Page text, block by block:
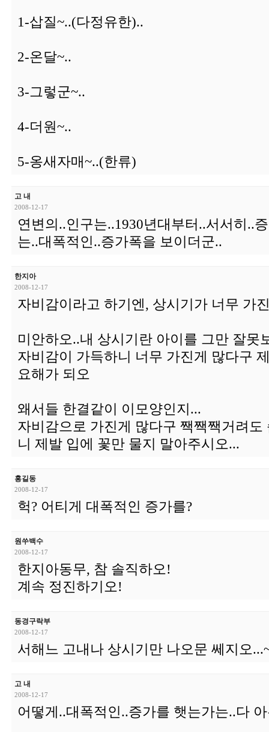
1-삽질~..(다정유한)..
2-온달~..
3-그렇군~..
4-더원~..
5-옹새자매~..(한류)
고 내
2008-12-17
연변의..인구는..1930년대부터..서서히..
는..대폭적인..증가폭을 보이더군..
한지아
2008-12-17
자비감이라고 하기엔, 상시기가 너무 가
미안하오..내 상시기란 아이를 그만 잘못
자비감이 가득하니 너무 가진게 많다구
요해가 되오
왜서들 한결같이 이모양인지...
자비감으로 가진게 많다구 짹짹짹거려도
니 제발 입에 꽃만 물지 말아주시오...
홍길동
2008-12-17
헉? 어티게 대폭적인 증가를?
원쑤백수
2008-12-17
한지아동무, 참 솔직하오!
계속 정진하기오!
동경구락부
2008-12-17
서해느 고내나 상시기만 나오문 쎄지오
고 내
2008-12-17
어떻게..대폭적인..증가를 햇는가는..다